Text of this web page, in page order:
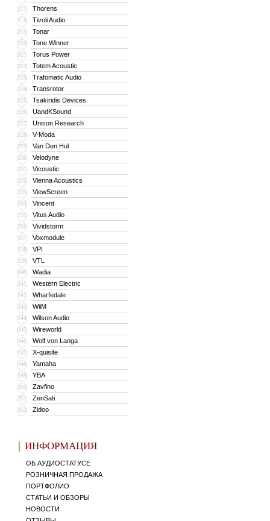
317 Thorens
318 Tivoli Audio
319 Tonar
320 Tone Winner
321 Torus Power
322 Totem Acoustic
323 Trafomatic Audio
324 Transrotor
325 Tsakiridis Devices
326 UandKSound
327 Unison Research
328 V-Moda
329 Van Den Hul
330 Velodyne
331 Vicoustic
332 Vienna Acoustics
333 ViewScreen
334 Vincent
335 Vitus Audio
336 Vividstorm
337 Voxmodule
338 VPI
339 VTL
340 Wadia
341 Western Electric
342 Wharfedale
343 WiiM
344 Wilson Audio
345 Wireworld
346 Wolf von Langa
347 X-quisite
348 Yamaha
349 YBA
350 Zavfino
351 ZenSati
352 Zidoo
ИНФОРМАЦИЯ
ОБ АУДИОСТАТУСЕ
РОЗНИЧНАЯ ПРОДАЖА
ПОРТФОЛИО
СТАТЬИ И ОБЗОРЫ
НОВОСТИ